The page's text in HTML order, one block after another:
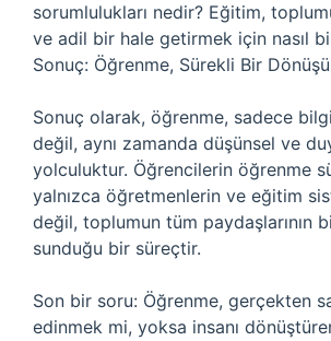
sorumlulukları nedir? Eğitim,
ve adil bir hale getirmek için nasıl
Sonuç: Öğrenme, Sürekli Bir
Sonuç olarak, öğrenme, sadece
değil, aynı zamanda düşünsel ve
yolculuktur. Öğrencilerin öğrenme
yalnızca öğretmenlerin ve eğitim
değil, toplumun tüm paydaşlarının
sunduğu bir süreçtir.
Son bir soru: Öğrenme, gerçekten
edinmek mi, yoksa insanı